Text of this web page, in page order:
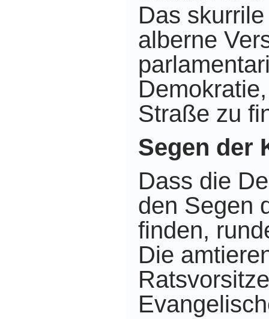
Das
alberne
Straße zu
Segen der
Dass die
den Segen
finden,
Die